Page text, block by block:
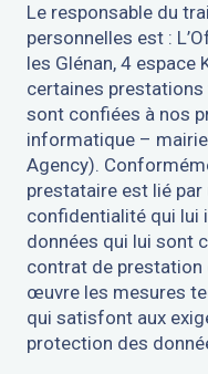
Le responsable du
personnelles est :
les Glénan, 4 espace
certaines
sont confiées à nos
informatique –
Agency).
prestataire est lié
confidentialité qui lui
données qui lui sont
contrat de prestation
œuvre les mesures
qui satisfont aux
protection des